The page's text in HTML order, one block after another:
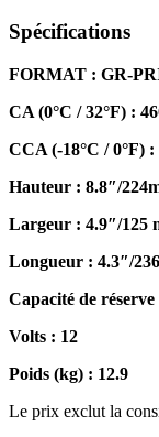
Spécifications
FORMAT : GR-
CA (0°C / 32°F) :
CCA (-18°C / 0°F) :
Hauteur : 8.8″/
Largeur : 4.9″/125
Longueur : 4.3″/
Capacité de
Volts : 12
Poids (kg) : 12.9
Le prix exclut la